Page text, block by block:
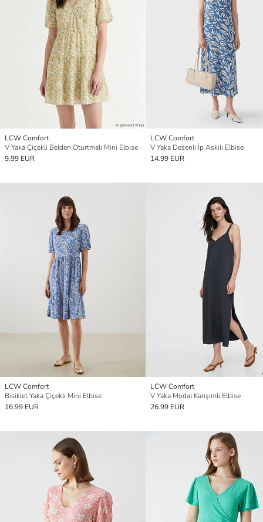
LCW Comfort
V Yaka Çiçekli Belden Oturtmalı Mini Elbise
9.99 EUR
LCW Comfort
V Yaka Desenli İp Askılı Elbise
14.99 EUR
LCW Comfort
Bisiklet Yaka Çiçekli Mini Elbise
16.99 EUR
LCW Comfort
V Yaka Modal Karışımlı Elbise
26.99 EUR